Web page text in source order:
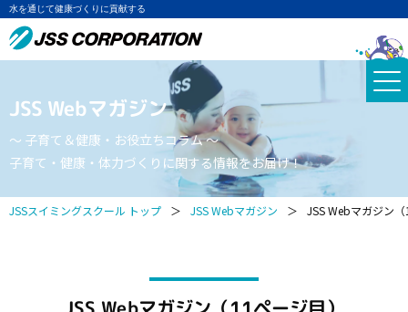
水を通じて健康づくりに貢献する
JSS Webマガジン
～ 子育て＆健康・お役立ちコラム ～
子育て・健康・体力づくりに関する情報をお届け！
JSSスイミングスクール トップ ＞ JSS Webマガジン ＞ JSS Webマガジン